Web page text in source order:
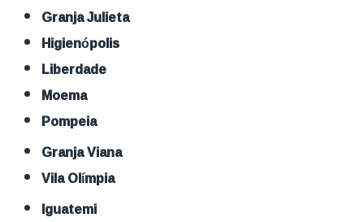
Granja Julieta
Higienópolis
Liberdade
Moema
Pompeia
Granja Viana
Vila Olímpia
Iguatemi